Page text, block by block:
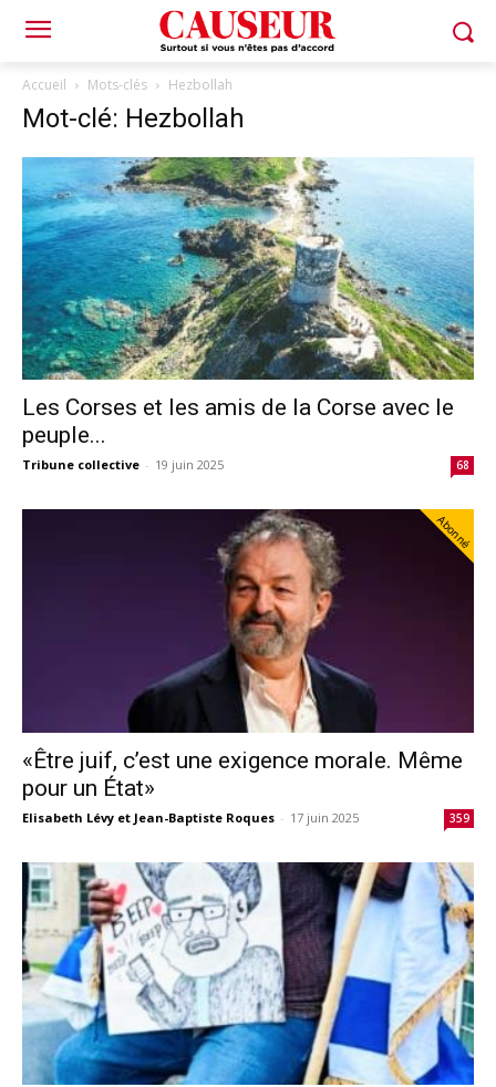
Accueil Mots-clés Hezbollah
Mot-clé: Hezbollah
Les Corses et les amis de la Corse avec le
peuple...
Tribune collective - 19 juin 2025 68
Abonné
«Être juif, c’est une exigence morale. Même
pour un État»
Elisabeth Lévy et Jean-Baptiste Roques - 17 juin 2025 359